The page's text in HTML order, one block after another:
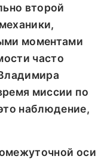
второй
моментами
часто
миссии по
наблюдение,
оси